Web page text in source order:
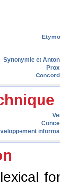
Synonymie et